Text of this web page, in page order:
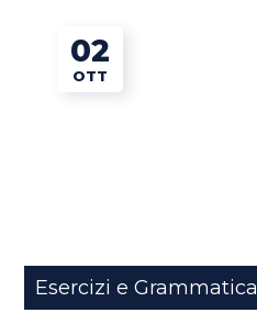
02
OTT
Esercizi e Grammatica